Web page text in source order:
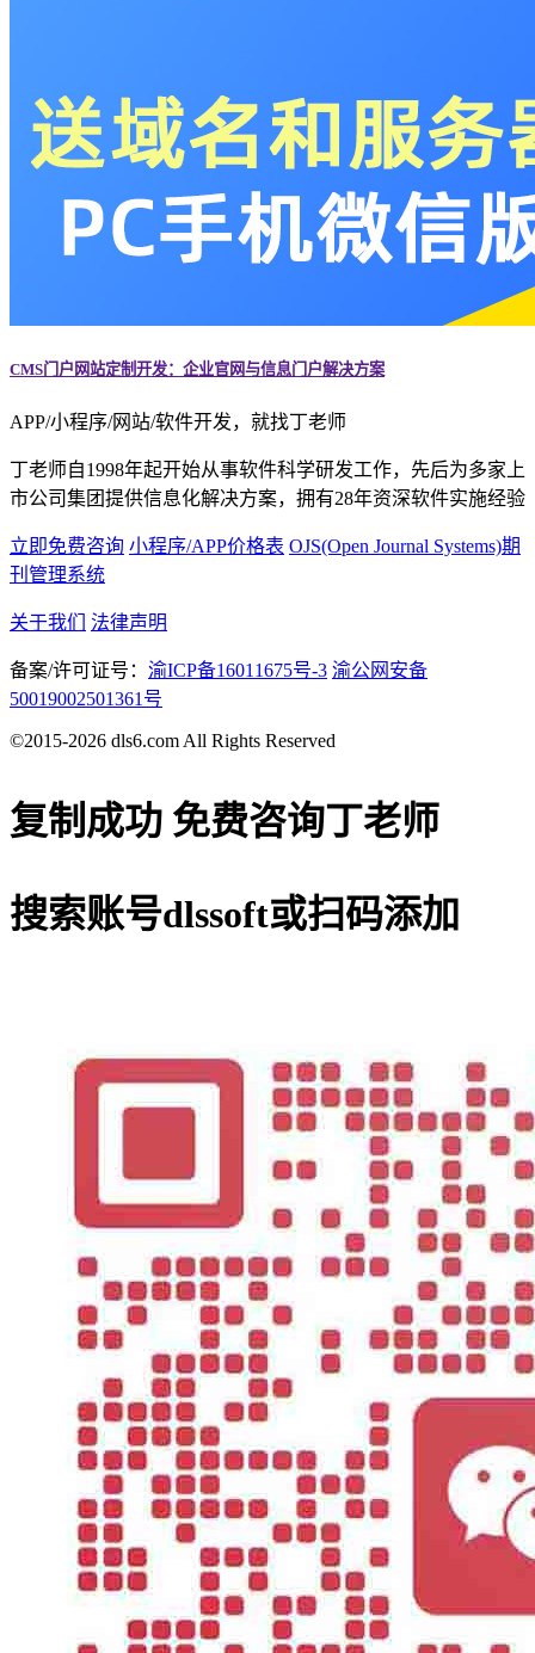
CMS门户网站定制开发：企业官网与信息门户解决方案
APP/小程序/网站/软件开发，就找丁老师
丁老师自1998年起开始从事软件科学研发工作，先后为多家上
市公司集团提供信息化解决方案，拥有28年资深软件实施经验
立即免费咨询 小程序/APP价格表 OJS(Open Journal Systems)期
刊管理系统
关于我们 法律声明
备案/许可证号： 渝ICP备16011675号-3 渝公网安备
50019002501361号
©2015-2026 dls6.com All Rights Reserved
复制成功 免费咨询丁老师
搜索账号dlssoft或扫码添加